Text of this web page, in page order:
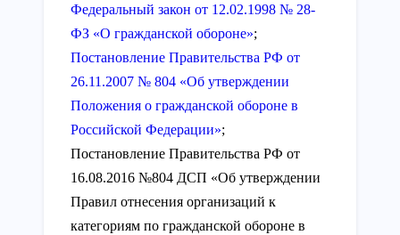
Федеральный закон от 12.02.1998 № 28-
ФЗ «О гражданской обороне»;
Постановление Правительства РФ от
26.11.2007 № 804 «Об утверждении
Положения о гражданской обороне в
Российской Федерации»;
Постановление Правительства РФ от
16.08.2016 №804 ДСП «Об утверждении
Правил отнесения организаций к
категориям по гражданской обороне в